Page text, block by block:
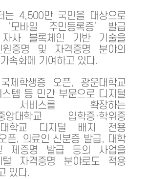
는 4,500만 국민을 대상으로
모바일 주민등록증’ 발급
자사 블록체인 기반 기술을
원증명 및 자격증명 분야의
속화에 기여하고 있다.
제학생증 오픈, 광운대학교
템 등 민간 부문으로 디지털
서비스를 확장하는
대학교 입학증·학위증
학교 디지털 배지 전용
픈, 의료인 신분증 발급, 대학
제증명 발급 등의 사업을
털 자격증명 분야로도 적용
있다.